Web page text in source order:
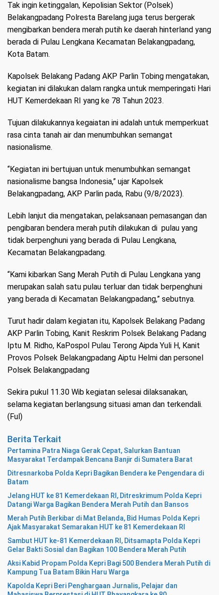
Tak ingin ketinggalan, Kepolisian Sektor (Polsek)
Belakangpadang Polresta Barelang juga terus bergerak
mengibarkan bendera merah putih ke daerah hinterland yang
berada di Pulau Lengkana Kecamatan Belakangpadang,
Kota Batam.
Kapolsek Belakang Padang AKP Parlin Tobing mengatakan,
kegiatan ini dilakukan dalam rangka untuk memperingati Hari
HUT Kemerdekaan RI yang ke 78 Tahun 2023.
Tujuan dilakukannya kegaiatan ini adalah untuk memperkuat
rasa cinta tanah air dan menumbuhkan semangat
nasionalisme.
“Kegiatan ini bertujuan untuk menumbuhkan semangat
nasionalisme bangsa Indonesia,” ujar Kapolsek
Belakangpadang, AKP Parlin pada, Rabu (9/8/2023).
Lebih lanjut dia mengatakan, pelaksanaan pemasangan dan
pengibaran bendera merah putih dilakukan di pulau yang
tidak berpenghuni yang berada di Pulau Lengkana,
Kecamatan Belakangpadang.
“Kami kibarkan Sang Merah Putih di Pulau Lengkana yang
merupakan salah satu pulau terluar dan tidak berpenghuni
yang berada di Kecamatan Belakangpadang,” sebutnya.
Turut hadir dalam kegiatan itu, Kapolsek Belakang Padang
AKP Parlin Tobing, Kanit Reskrim Polsek Belakang Padang
Iptu M. Ridho, KaPospol Pulau Terong Aipda Yuli H, Kanit
Provos Polsek Belakangpadang Aiptu Helmi dan personel
Polsek Belakangpadang
Sekira pukul 11.30 Wib kegiatan selesai dilaksanakan,
selama kegiatan berlangsung situasi aman dan terkendali.
(Ful)
Berita Terkait
Pertamina Patra Niaga Gerak Cepat, Salurkan Bantuan
Masyarakat Terdampak Bencana Banjir di Sumatera Barat
Ditresnarkoba Polda Kepri Bagikan Bendera ke Pengendara di
Batam
Jelang HUT ke 81 Kemerdekaan RI, Ditreskrimum Polda Kepri
Datangi Warga Bagikan Bendera Merah Putih dan Bansos
Merah Putih Berkibar di Mat Belanda, Bid Humas Polda Kepri
Ajak Masyarakat Semarakan HUT ke 81 Kemerdekaan RI
Sambut HUT ke-81 Kemerdekaan RI, Ditsamapta Polda Kepri
Gelar Bakti Sosial dan Bagikan 100 Bendera Merah Putih
Aksi Kabid Propam Polda Kepri Bagi 500 Bendera Merah Putih di
Kampung Tua Batam Bikin Haru Warga
Kapolda Kepri Beri Penghargaan Jurnalis, Pelajar dan